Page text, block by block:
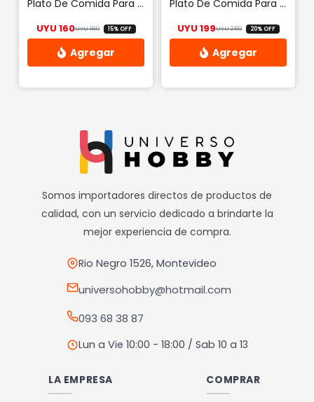
la
página
de
producto
la
página
de
producto
Plato De Comida Para Perros O Gatos 13cm Boca 18cm Fondo (m)
UYU189El precio original era: UYU 189.
UYU 160 El precio actual es: UYU 160.
15% OFF
Plato De Comida Para Perros O Gatos 20cm Boca 26cm Fondo(xl)
UYU250El precio
UYU 199 El precio actual
20% OFF
Somos importadores directos de productos de
calidad, con un servicio dedicado a brindarte la
mejor experiencia de compra.
Rio Negro 1526, Montevideo
universohobby@hotmail.com
093 68 38 87
Lun a Vie 10:00 - 18:00 / Sab 10 a 13
LA EMPRESA COMPRAR